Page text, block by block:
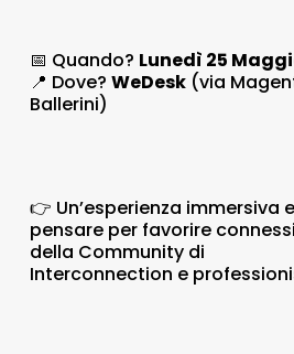
📅 Quando? Lunedì 25
📍 Dove? WeDesk(via
Ballerini)
👉 Un’esperienza immersiva
pensare per favorire
della Community di
Interconnection e